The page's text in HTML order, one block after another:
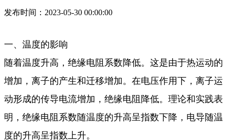
发布时间：2023-05-30 00:00:00
一、温度的影响
随着温度升高，绝缘电阻系数降低。这是由于热运动的
增加，离子的产生和迁移增加。在电压作用下，离子运
动形成的传导电流增加，绝缘电阻降低。 理论和实践表
明，绝缘电阻系数随温度的升高呈指数下降，电导随温
度的升高呈指数上升。